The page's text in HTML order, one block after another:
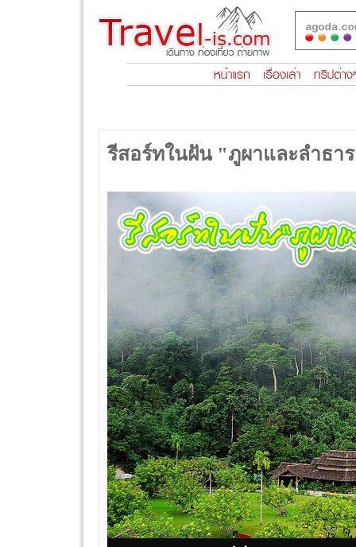
รีสอร์ทในฝัน "ภูผาและลำธา